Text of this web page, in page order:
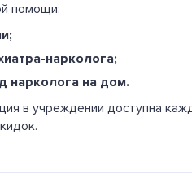
помощи:
нарколога;
нарколога на дом.
в учреждении доступна